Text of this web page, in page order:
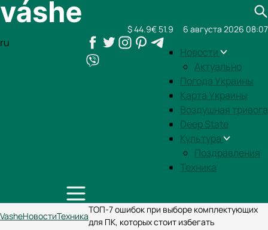
ru
Новости
Актуально
Погода Украины
Карта Украины
Воздушная тривога
Deep State
Культура
Поздравления
Техника
$ 44.9€ 51.9 6 августа 2026 08:07
VasheНовостиТехника
ТОП-7 ошибок при выборе комплектующих
для ПК, которых стоит избегать